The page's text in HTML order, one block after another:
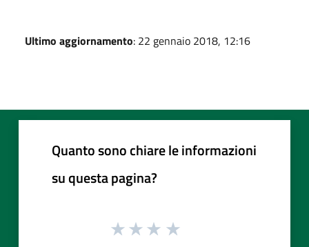
Ultimo aggiornamento: 22 gennaio 2018, 12:16
Quanto sono chiare le informazioni
su questa pagina?